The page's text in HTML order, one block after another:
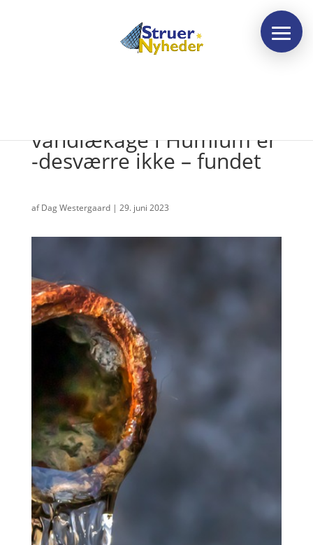
vandlækage i Humlum er
-desværre ikke – fundet
afDag Westergaard| 29. juni 2023